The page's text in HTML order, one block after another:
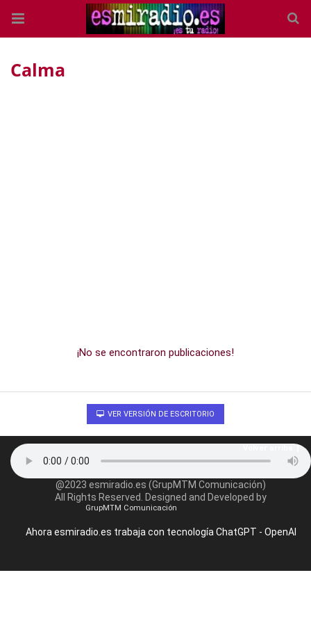
Calma
¡No se encontraron publicaciones!
VER VERSIÓN DE ESCRITORIO
@2023 esmiradio.es (GrupMTM Comunicación)
All Rights Reserved. Designed and Developed by
GrupMTM Comunicación
Ahora esmiradio.es trabaja con tecnología ChatGPT - OpenAI